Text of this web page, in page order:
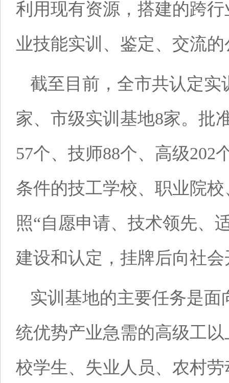
利用现有资源，搭建的跨
业技能实训、鉴定、交流
截至目前，全市共认定实
家、市级实训基地8家。批
57个、技师88个、高级202
条件的技工学校、职业院
照“自愿申请、技术领先、
建设和认定，挂牌后向社
实训基地的主要任务是
统优势产业急需的高级工
校学生、失业人员、农村